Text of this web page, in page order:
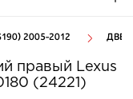
2005-2012
правый Lexus
(24221)